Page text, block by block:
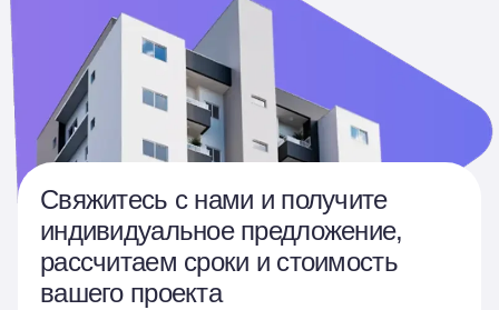
Свяжитесь с нами и получите
индивидуальное предложение,
рассчитаем сроки и стоимость
вашего проекта